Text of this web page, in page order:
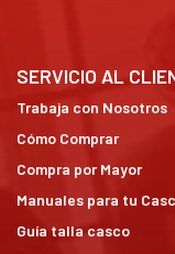
SERVICIO AL
Trabaja con Nosotros
Cómo Comprar
Compra por Mayor
Manuales para tu
Guía talla casco